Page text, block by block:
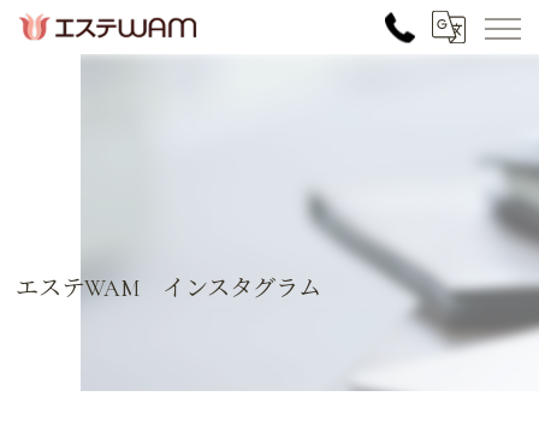
エステWAM インスタグラム